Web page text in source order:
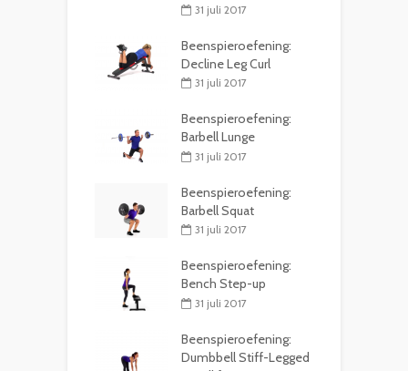
31 juli 2017
Beenspieroefening:
Decline Leg Curl
31 juli 2017
Beenspieroefening:
Barbell Lunge
31 juli 2017
Beenspieroefening:
Barbell Squat
31 juli 2017
Beenspieroefening:
Bench Step-up
31 juli 2017
Beenspieroefening:
Dumbbell Stiff-Legged